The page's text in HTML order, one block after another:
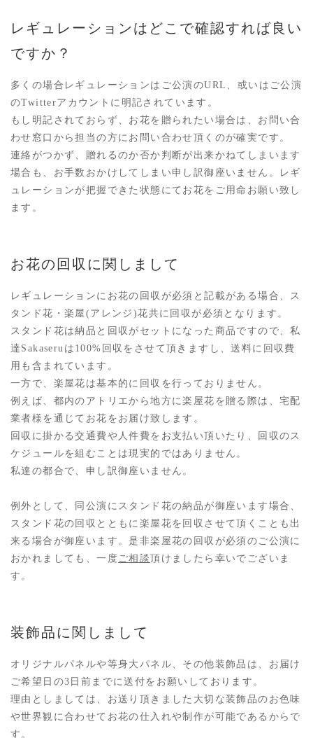
レギュレーションはどこで確認すれば良い
ですか？
多くの場合レギュレーションはご公演のURL、或いはご公演
のTwitterアカウントに明記されています。
もし明記されておらず、お花を贈られたい場合は、お問い合
わせ窓口から担当の方にお問い合わせ頂くのが確実です。
連絡がつかず、贈れるのか否か判断が出来かねてしまいます
場合も、お手数おかけしてしまい申し訳御座いません。レギ
ュレーションが把握できた状態にてお花をご用命お願い致し
ます。
お花の回収に関しまして
レギュレーションにお花の回収が必須と記載がある場合、ス
タンド花・楽屋(アレンジ)花共に回収が必須となります。
スタンド花は納品と回収がセットになった商品ですので、私
達Sakaseruは100%回収をさせて頂きますし、送料に回収費
用も含まれています。
一方で、楽屋花は基本的に回収を行っておりません。
例えば、都内のアトリエから地方に楽屋花を贈る際は、宅配
業者様を通じてお花をお届け致します。
回収に掛かる交通費や人件費をお支払い頂いたり、回収のス
ケジュールを組むことは現実的ではありません。
私達の都合で、申し訳御座いません。
例外として、同公演にスタンド花の納品が御座います場合、
スタンド花の回収とともに楽屋花を回収させて頂くことも出
来る場合が御座います。是非楽屋花の回収が必須のご公演に
おかれましても、一度 ご相談頂けましたら幸いでございま
す。
装飾品に関しまして
オリジナルパネルや等身大パネル、その他装飾品は、お届け
ご希望日の3日前までに送付をお願いしております。
理由としましては、お送り頂きました大切な装飾品のお色味
や世界観に合わせてお花の仕入れや制作が可能であるからで
す。